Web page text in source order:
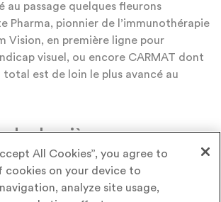
au passage quelques fleurons
Pharma, pionnier de l’immunothérapie
Vision, en première ligne pour
visuel, ou encore CARMAT dont
est de loin le plus avancé au
les barrières
Marisol Touraine promet de
All Cookies”, you agree to
cookies on your device to
analyze site usage,